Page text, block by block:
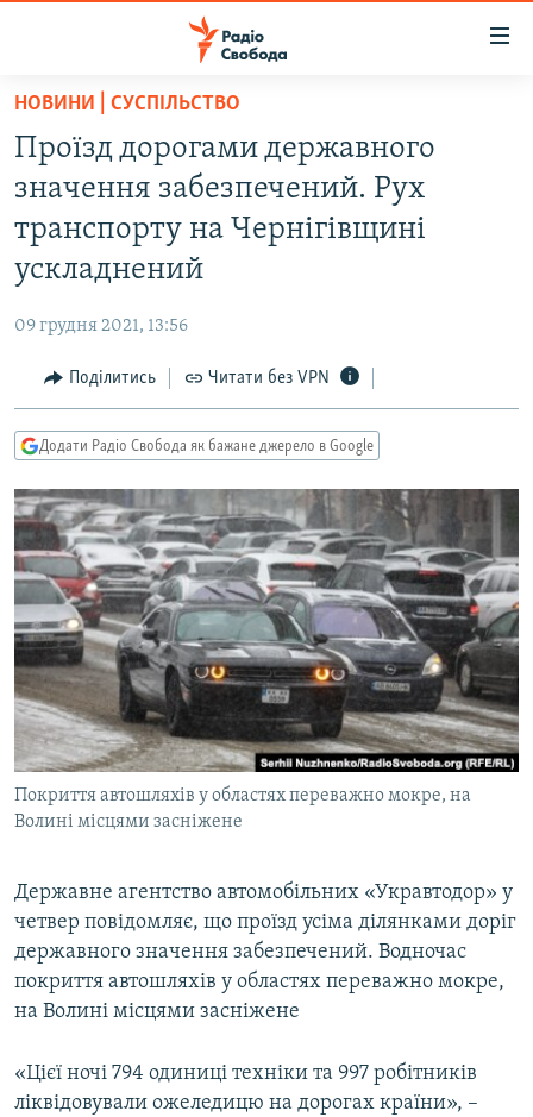
Перейти
основного
матеріалу
до
основної
Перейти
пошуку
ВСЕ ЗА ДОБУ
СУСПІЛЬСТВО
КУЛЬТУРА
СПОРТ
СВІТ
ДОНБАС.РЕАЛІЇ
КРИМ.РЕАЛІЇ
ТИ ЯК?
КИТАЙ.ВИКЛИКИ
МУЛЬТИМЕДІА
ФОТО
СПЕЦПРОЄКТИ
ПОДКАСТИ
КРИМ РЕАЛІЇ
РУС
УКР
ДОЛУЧАЙСЯ!
Усі сайти RFE/RL
НОВИНИ | СУСПІЛЬСТВО
Проїзд дорогами державного
значення забезпечений. Рух
транспорту на Чернігівщині
ускладнений
09 грудня 2021, 13:56
Поділитись Читати без VPN
Додати Радіо Свобода як бажане джерело в Google
Покриття автошляхів у областях переважно мокре, на
Волині місцями засніжене
Державне агентство автомобільних «Укравтодор» у
четвер повідомляє, що проїзд усіма ділянками доріг
державного значення забезпечений. Водночас
покриття автошляхів у областях переважно мокре,
на Волині місцями засніжене
«Цієї ночі 794 одиниці техніки та 997 робітників
ліквідовували ожеледицю на дорогах країни», –